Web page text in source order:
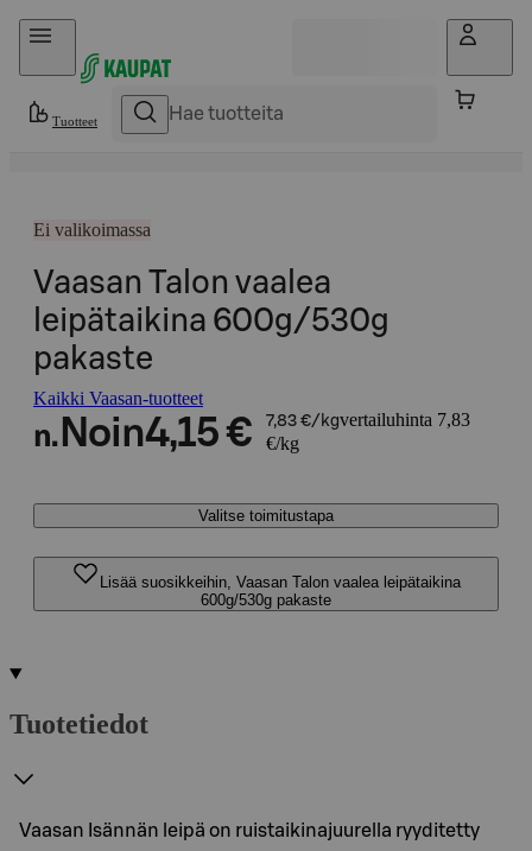
Hyppää sisältöön
Tuotteet
Ei valikoimassa
Vaasan Talon vaalea
leipätaikina 600g/530g
pakaste
Kaikki Vaasan-tuotteet
n. Noin4,15 € 7,83 €/kgvertailuhinta 7,83
€/kg
Valitse toimitustapa
Lisää suosikkeihin, Vaasan Talon vaalea leipätaikina
600g/530g pakaste
Tuotetiedot
Vaasan Isännän leipä on ruistaikinajuurella ryyditetty